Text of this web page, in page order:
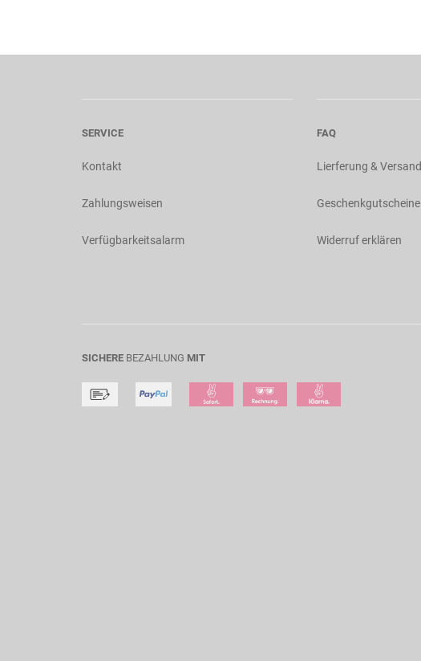
SERVICE
Kontakt
Zahlungsweisen
Verfügbarkeitsalarm
FAQ
Lierferung & Versand
Geschenkgutscheine
Widerruf erklären
SICHERE BEZAHLUNG MIT